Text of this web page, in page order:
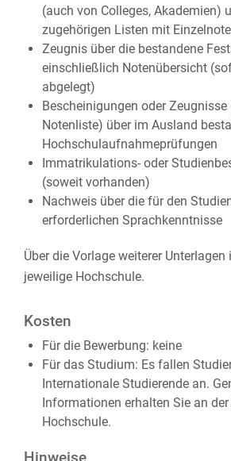
(auch von Colleges, Akademien)
zugehörigen Listen mit
Zeugnis über die bestandene
einschließlich Notenübersicht
abgelegt)
Bescheinigungen oder
Notenliste) über im Ausland
Hochschulaufnahmeprüfungen
Immatrikulations- oder
(soweit vorhanden)
Nachweis über die für den
erforderlichen Sprachkenntnisse
Über die Vorlage weiterer
jeweilige Hochschule.
Kosten
Für die Bewerbung: keine
Für das Studium: Es fallen
Internationale Studierende an.
Informationen erhalten Sie an
Hochschule.